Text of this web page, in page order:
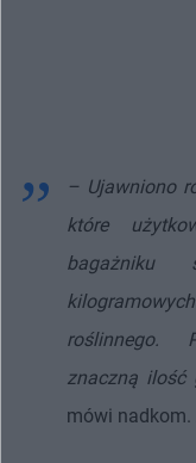
– Ujawniono
które
bagażniku
roślinnego.
znaczną ilość
mówi nadkom.